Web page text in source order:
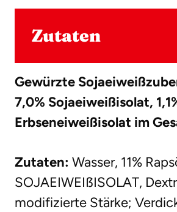
Zutaten
Gewürzte
7,0% Sojaeiweißisolat,
Erbseneiweißisolat im
Zutaten: Wasser, 11%
SOJAEIWEIẞISOLAT,
modifizierte Stärke;